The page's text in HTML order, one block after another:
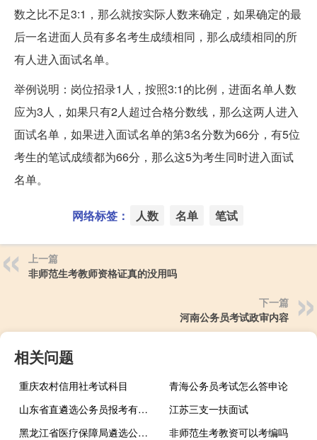
数之比不足3:1，那么就按实际人数来确定，如果确定的最
后一名进面人员有多名考生成绩相同，那么成绩相同的所
有人进入面试名单。
举例说明：岗位招录1人，按照3:1的比例，进面名单人数
应为3人，如果只有2人超过合格分数线，那么这两人进入
面试名单，如果进入面试名单的第3名分数为66分，有5位
考生的笔试成绩都为66分，那么这5为考生同时进入面试
名单。
网络标签： 人数 名单 笔试
上一篇
非师范生考教师资格证真的没用吗
下一篇
河南公务员考试政审内容
相关问题
重庆农村信用社考试科目
青海公务员考试怎么答申论
山东省直遴选公务员报考有什么要求
江苏三支一扶面试
黑龙江省医疗保障局遴选公务员考察哪些内容
非师范生考教资可以考编吗